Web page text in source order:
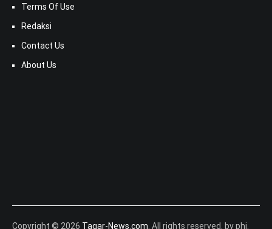
Terms Of Use
Redaksi
Contact Us
About Us
Copyright © 2026 Tagar-News.com . All rights reserved. by phi.